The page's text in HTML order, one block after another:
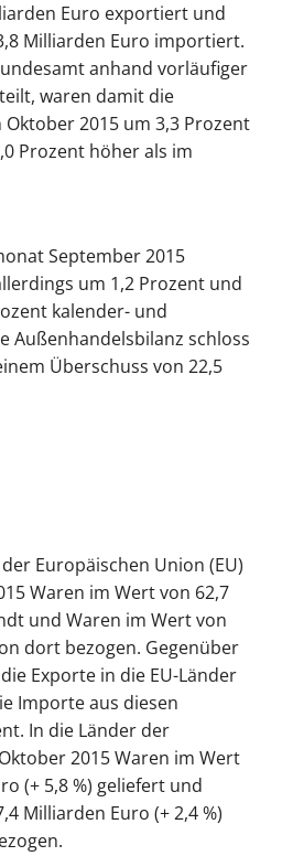
Euro exportiert und
Milliarden Euro importiert.
anhand vorläufiger
waren damit die
2015 um 3,3 Prozent
Prozent höher als im
September 2015
um 1,2 Prozent und
kalender- und
Außenhandelsbilanz schloss
Überschuss von 22,5
Europäischen Union (EU)
Waren im Wert von 62,7
und Waren im Wert von
dort bezogen. Gegenüber
Exporte in die EU-Länder
Importe aus diesen
In die Länder der
2015 Waren im Wert
(+ 5,8 %) geliefert und
Milliarden Euro (+ 2,4 %)